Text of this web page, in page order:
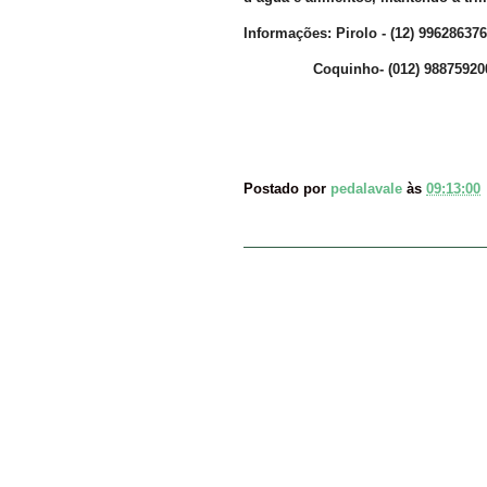
Informações: Pirolo - (12) 996286376
Coquinho- (012)
Postado por pedalavale às 09:13:00